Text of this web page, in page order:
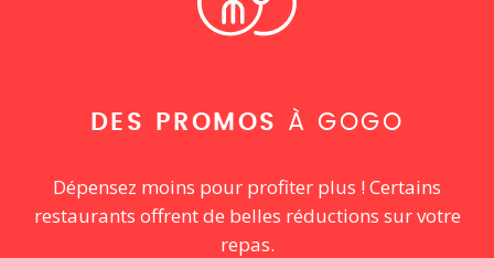
DES PROMOS À GOGO
Dépensez moins pour profiter plus ! Certains
restaurants offrent de belles réductions sur votre
repas.